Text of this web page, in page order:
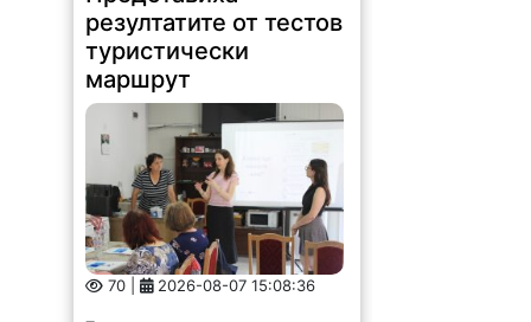
70 | 2026-08-07 15:08:36
Търговско-промишлена палата –
Враца проведе третите срещи на
заинтересованите страни в
пилотните локации квартал